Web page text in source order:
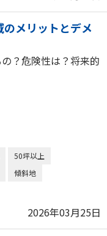
メリットとデメ
？危険性は？将来的
50坪以上
傾斜地
2026年03月25日